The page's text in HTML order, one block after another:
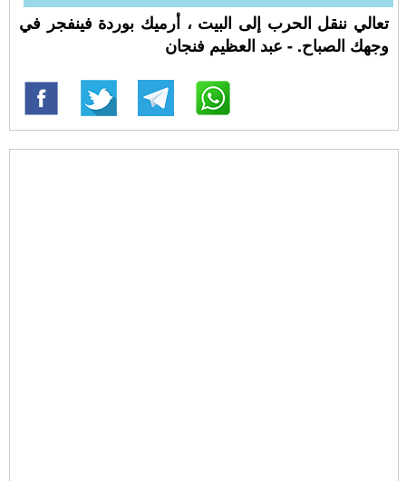
تعالي ننقل الحرب إلى البيت ، أرميك بوردة فينفجر في
وجهك الصباح. - عبد العظيم فنجان